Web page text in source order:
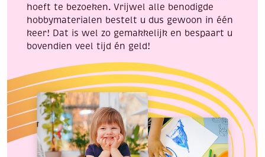
hoeft te bezoeken. Vrijwel alle benodigde
hobbymaterialen bestelt u dus gewoon in één
keer! Dat is wel zo gemakkelijk en bespaart u
bovendien veel tijd én geld!